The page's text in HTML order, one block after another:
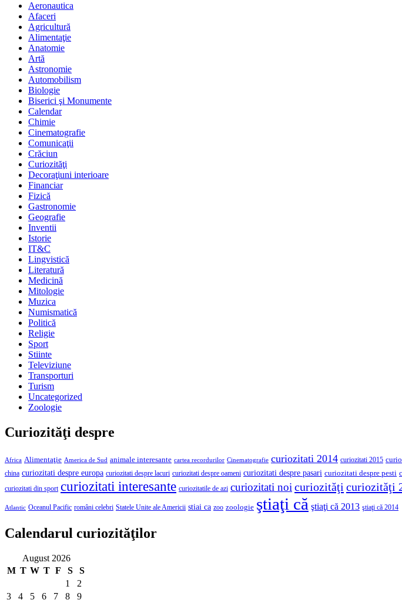
Aeronautica
Afaceri
Agricultură
Alimentaţie
Anatomie
Artă
Astronomie
Automobilism
Biologie
Biserici şi Monumente
Calendar
Chimie
Cinematografie
Comunicaţii
Crăciun
Curiozităţi
Decoraţiuni interioare
Financiar
Fizică
Gastronomie
Geografie
Inventii
Istorie
IT&C
Lingvistică
Literatură
Medicină
Mitologie
Muzica
Numismatică
Politică
Religie
Sport
Stiinte
Televiziune
Transporturi
Turism
Uncategorized
Zoologie
Curiozităţi despre
Africa Alimentaţie America de Sud animale interesante cartea recordurilor Cinematografie curiozitati 2014 curiozitati 2015
china curiozitati despre europa curiozitati despre lacuri curiozitati despre oameni curiozitati despre pasari curiozitati despre pesti
curiozitati din sport curiozitati interesante curiozitatile de azi curiozitati noicuriozităţi curiozităţi
Atlantic Oceanul Pacific români celebri Statele Unite ale Americii stiai ca zoo zoologie ştiaţi că ştiaţi că 2013 ştiaţi că 2014
Calendarul curiozităţilor
August 2026
M T W T F S
S
1
2
3
4 5 6 7 8 9